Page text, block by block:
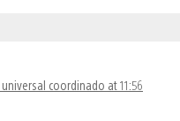
coordinado at 11:56